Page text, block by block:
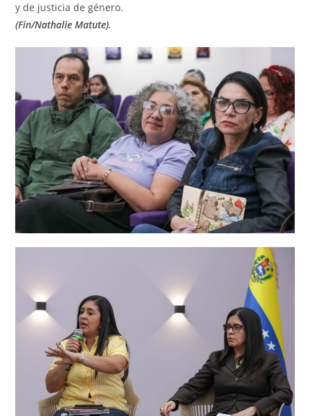
y de justicia de género.
(Fin/Nathalie Matute).